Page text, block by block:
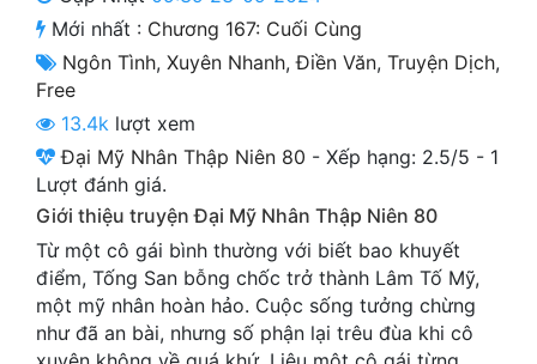
Cạnh Kỹ
Cổ Tiên Hiệp
Cổ Đại
Du Hí
Dã Sử
Dị Giới
Dị Năng
Mới nhất : Chương 167: Cuối Cùng
Ngôn Tình, Xuyên Nhanh,Điền Văn, Truyện Dịch,
Free
13.4k lượt xem
Đại Mỹ Nhân Thập Niên 80 - Xếp hạng: 2.5/5 - 1
Lượt đánh giá.
Giới thiệu truyện Đại Mỹ Nhân Thập Niên 80
Từ một cô gái bình thường với biết bao khuyết
điểm, Tống San bỗng chốc trở thành Lâm Tố Mỹ,
một mỹ nhân hoàn hảo. Cuộc sống tưởng chừng
như đã an bài, nhưng số phận lại trêu đùa khi cô